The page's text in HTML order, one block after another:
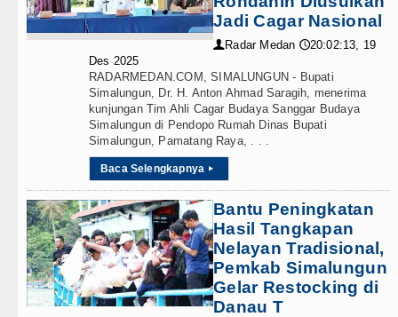
Internasional
TIPS dan TRIK
Video
Kesehatan
Kuliner
Siraman Rohani
Kaprah dan Ngawur
5 Agustus 2026
di Hong Kong
TK Kemala Bhayangkari 11 Tarutung
Pelayanan Publik
Alam Pikiran
Rampungkan Jembatan Pascabencana di
Jadi Cagar Nasional
👤 Radar Medan 🕔20:02:13, 19
Des 2025
RADARMEDAN.COM, SIMALUNGUN - Bupati
Simalungun, Dr. H. Anton Ahmad Saragih, menerima
kunjungan Tim Ahli Cagar Budaya Sanggar Budaya
Simalungun di Pendopo Rumah Dinas Bupati
Simalungun, Pamatang Raya, . . .
Baca Selengkapnya ▸
Bantu Peningkatan
Hasil Tangkapan
Nelayan Tradisional,
Pemkab Simalungun
Gelar Restocking di
Danau T